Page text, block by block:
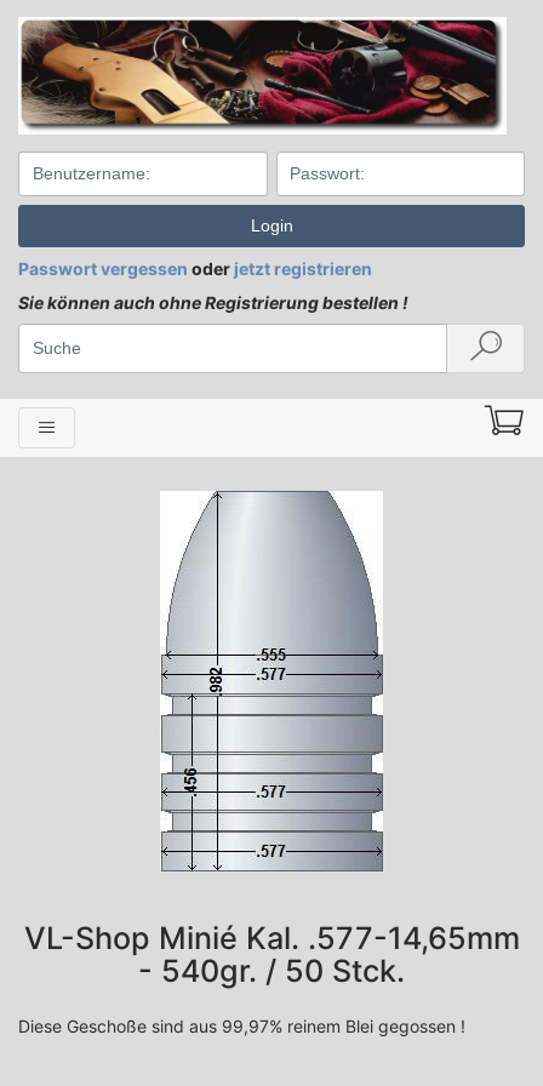
Login
Passwort vergessen oder jetzt registrieren
Sie können auch ohne Registrierung bestellen !
VL-Shop Minié Kal. .577-14,65mm
- 540gr. / 50 Stck.
Diese Geschoße sind aus 99,97% reinem Blei gegossen !